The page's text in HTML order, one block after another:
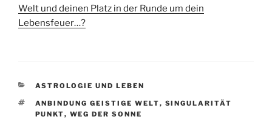
Welt und deinen Platz in der Runde um dein
Lebensfeuer…?
KATEGORIEN
ASTROLOGIE UND LEBEN
SCHLAGWÖRTER
ANBINDUNG GEISTIGE WELT, SINGULARITÄT
PUNKT, WEG DER SONNE